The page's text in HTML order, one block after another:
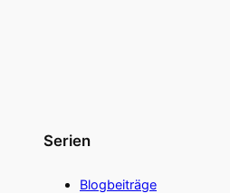
Serien
Blogbeiträge